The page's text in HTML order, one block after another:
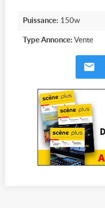
Puissance: 150w
Type Annonce: Vente